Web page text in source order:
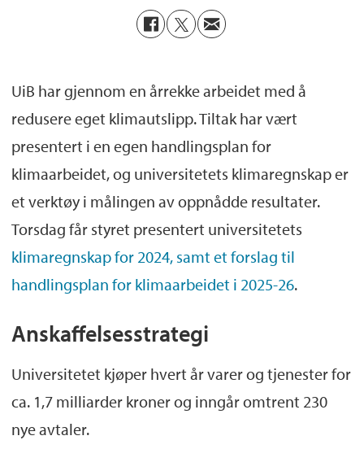
UiB har gjennom en årrekke arbeidet med å
redusere eget klimautslipp. Tiltak har vært
presentert i en egen handlingsplan for
klimaarbeidet, og universitetets klimaregnskap er
et verktøy i målingen av oppnådde resultater.
Torsdag får styret presentert universitetets
klimaregnskap for 2024, samt et forslag til
handlingsplan for klimaarbeidet i 2025-26.
Anskaffelsesstrategi
Universitetet kjøper hvert år varer og tjenester for
ca. 1,7 milliarder kroner og inngår omtrent 230
nye avtaler.